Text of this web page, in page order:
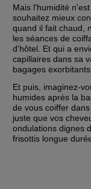
Mais l'humidité
souhaitez mieux
quand il fait chaud,
les séances de
d'hôtel. Et qui a
capillaires dans sa valise ?‏ Il suffit de
bagages exorbitants.
Et puis, imaginez-
humides après la
de vous coiffer
juste que vos
ondulations dignes
frisottis longue